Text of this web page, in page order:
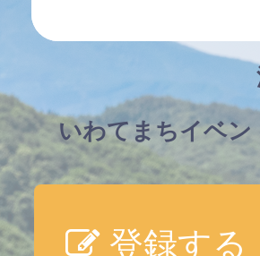
いわてまちイベ
登録する